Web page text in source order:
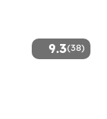
9.3(38)